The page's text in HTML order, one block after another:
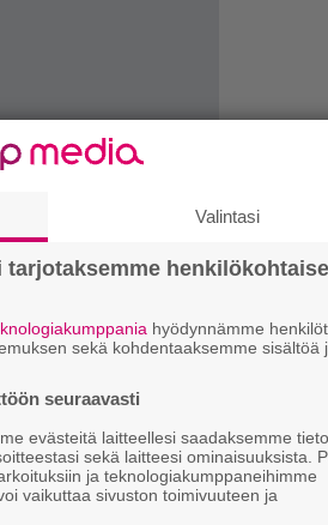
ulkopuolella annettaviin
–
–
3.
Valintasi
hyödynnämme
sekä kohdentaaksemme sisältöä
seuraavasti
evästeitä laitteellesi saadaksemme
sekä laitteesi ominaisuuksista.
ja teknologiakumppaneihimme
vaikuttaa sivuston toimivuuteen ja